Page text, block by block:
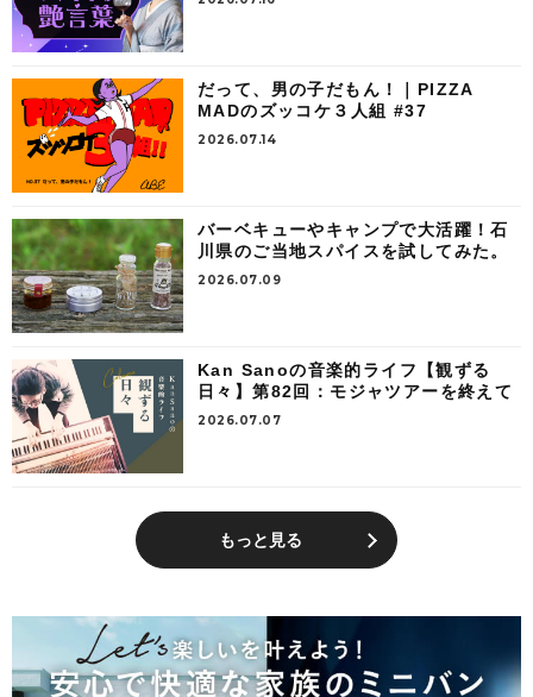
だって、男の子だもん！｜PIZZA
MADのズッコケ３人組 #37
2026.07.14
バーベキューやキャンプで大活躍！石
川県のご当地スパイスを試してみた。
2026.07.09
Kan Sanoの音楽的ライフ【観ずる
日々】第82回：モジャツアーを終えて
2026.07.07
もっと見る